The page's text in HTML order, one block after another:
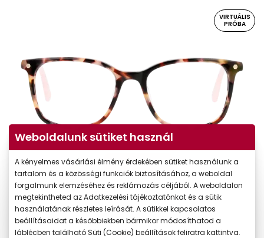
VIRTUÁLIS
PRÓBA
Virtuális próba
Weboldalunk sütiket használ
A kényelmes vásárlási élmény érdekében sütiket használunk a
tartalom és a közösségi funkciók biztosításához, a weboldal
forgalmunk elemzéséhez és reklámozás céljából. A weboldalon
megtekintheted az Adatkezelési tájékoztatónkat és a sütik
használatának részletes leírását. A sütikkel kapcsolatos
beállításaidat a későbbiekben bármikor módosíthatod a
láblécben található Süti (Cookie) beállítások feliratra kattintva.